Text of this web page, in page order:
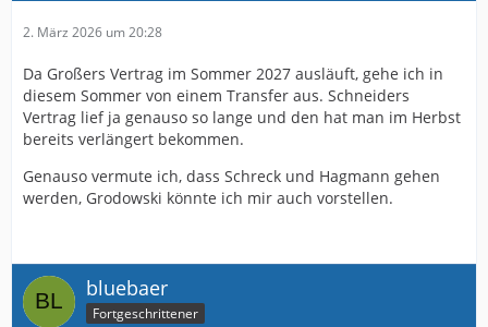
2. März 2026 um 20:28
Da Großers Vertrag im Sommer 2027 ausläuft, gehe ich in
diesem Sommer von einem Transfer aus. Schneiders
Vertrag lief ja genauso so lange und den hat man im Herbst
bereits verlängert bekommen.
Genauso vermute ich, dass Schreck und Hagmann gehen
werden, Grodowski könnte ich mir auch vorstellen.
bluebaer
Fortgeschrittener